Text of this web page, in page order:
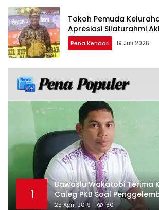
Tokoh Pemuda
Apresiasi Silaturahmi
Pena Kendari 19 Juli 2026
1
Bawaslu Wakatobi Terima
Caleg PKB Soal
25 April 2019 801